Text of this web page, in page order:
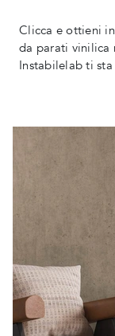
Clicca e ottieni
da parati vinilica
Instabilelab ti